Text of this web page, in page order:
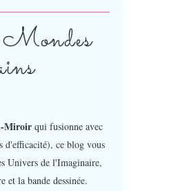
Miroir qui fusionne avec
d'efficacité), ce blog vous
Univers de l'Imaginaire,
et la bande dessinée.